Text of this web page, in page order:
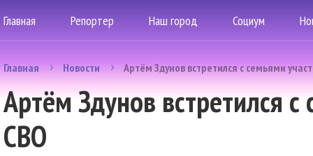
Главная Репортер Наш город Социум
Главная Новости Артём Здунов встретился с семьями
Артём Здунов встретился
СВО